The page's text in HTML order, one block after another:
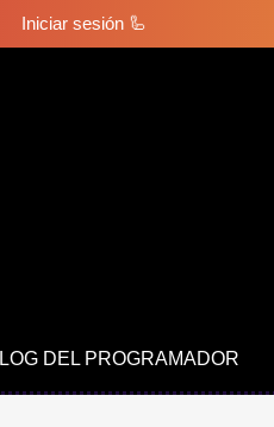
Iniciar sesión 🦾
DEL PROGRAMADOR